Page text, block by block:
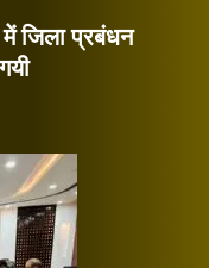
में जिला प्रबंधन